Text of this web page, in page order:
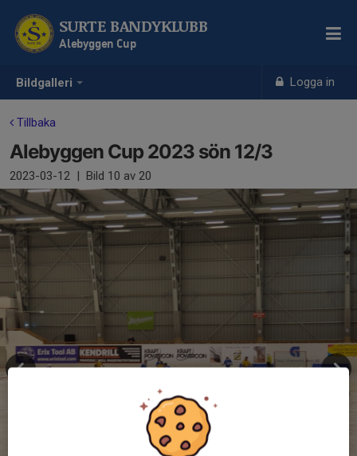
Bildgalleri Logga in
SURTE BANDYKLUBB
Alebyggen Cup
Tillbaka
Alebyggen Cup 2023 sön 12/3
2023-03-12 | Bild 10 av 20